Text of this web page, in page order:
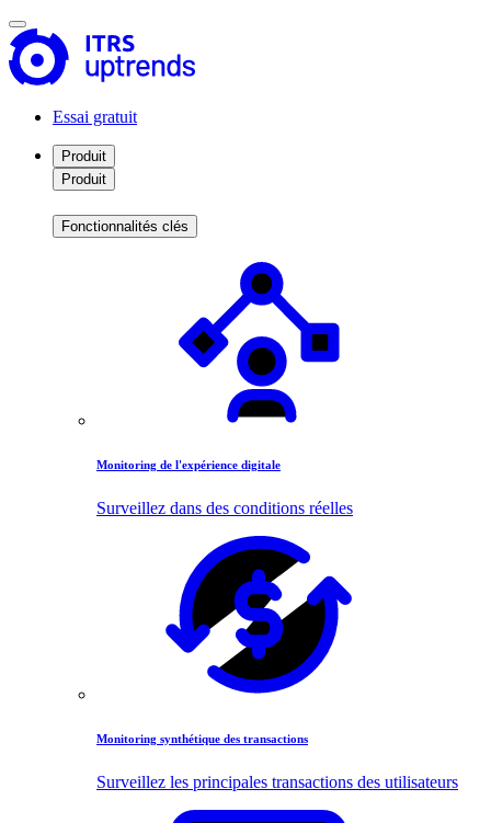
Essai gratuit
Produit
Produit
Fonctionnalités clés
Monitoring de l'expérience digitale
Surveillez dans des conditions réelles
Monitoring synthétique des transactions
Surveillez les principales transactions des utilisateurs